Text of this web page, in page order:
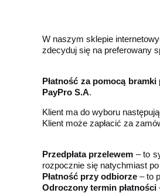
W naszym sklepie
zdecyduj się na preferowany
Płatność za pomocą bramki
PayPro S.A.
Klient ma do wyboru
Klient może zapłacić za
Przedpłata przelewem – to
rozpocznie się natychmiast
Płatność przy odbiorze – to
Odroczony termin płatności